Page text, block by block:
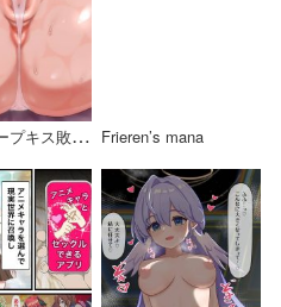
食
蜂ディープキス敗北アクメ種付けプレス Frieren’s mana